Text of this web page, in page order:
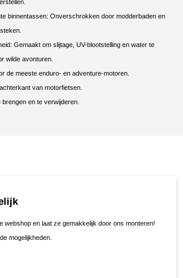
binnentassen: Onverschrokken door modderbaden en
Gemaakt om slijtage, UV-blootstelling en water te
wilde avonturen.
de meeste enduro- en adventure-motoren.
van motorfietsen.
en te verwijderen.
webshop en laat ze gemakkelijk door ons monteren!
mogelijkheden.